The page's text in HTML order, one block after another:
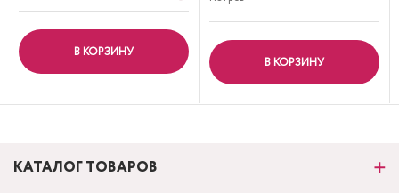
В КОРЗИНУ
В КОРЗИНУ
КАТАЛОГ ТОВАРОВ